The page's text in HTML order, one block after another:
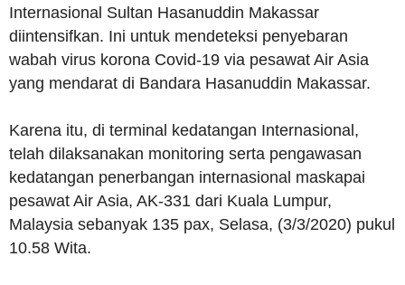
Internasional Sultan Hasanuddin Makassar
diintensifkan. Ini untuk mendeteksi penyebaran
wabah virus korona Covid-19 via pesawat Air Asia
yang mendarat di Bandara Hasanuddin Makassar.
Karena itu, di terminal kedatangan Internasional,
telah dilaksanakan monitoring serta pengawasan
kedatangan penerbangan internasional maskapai
pesawat Air Asia, AK-331 dari Kuala Lumpur,
Malaysia sebanyak 135 pax, Selasa, (3/3/2020) pukul
10.58 Wita.